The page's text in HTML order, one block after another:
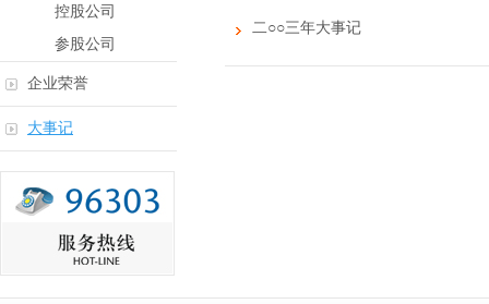
控股公司
参股公司
企业荣誉
大事记
二○○三年大事记